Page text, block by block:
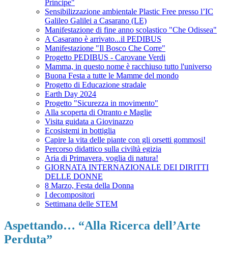
Principe"
Sensibilizzazione ambientale Plastic Free presso l’IC
Galileo Galilei a Casarano (LE)
Manifestazione di fine anno scolastico "Che Odissea"
A Casarano è arrivato...il PEDIBUS
Manifestazione "Il Bosco Che Corre"
Progetto PEDIBUS - Carovane Verdi
Mamma, in questo nome è racchiuso tutto l'universo
Buona Festa a tutte le Mamme del mondo
Progetto di Educazione stradale
Earth Day 2024
Progetto "Sicurezza in movimento"
Alla scoperta di Otranto e Maglie
Visita guidata a Giovinazzo
Ecosistemi in bottiglia
Capire la vita delle piante con gli orsetti gommosi!
Percorso didattico sulla civiltà egizia
Aria di Primavera, voglia di natura!
GIORNATA INTERNAZIONALE DEI DIRITTI
DELLE DONNE
8 Marzo, Festa della Donna
I decompositori
Settimana delle STEM
Aspettando… “Alla Ricerca dell’Arte
Perduta”